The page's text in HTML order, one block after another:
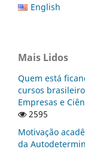
English
Mais Lidos
Quem está
cursos
Empresas e
2595
Motivação
da